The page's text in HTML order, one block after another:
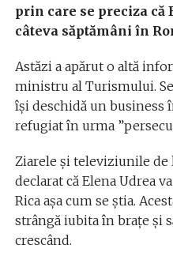
prin care se preciza că
câteva săptămâni în
Astăzi a apărut o altă
ministru al Turismului. Se
își deschidă un business
refugiat în urma
Ziarele și televiziunile de
declarat că Elena Udrea
Rica așa cum se știa.
strângă iubita în brațe și
crescând.